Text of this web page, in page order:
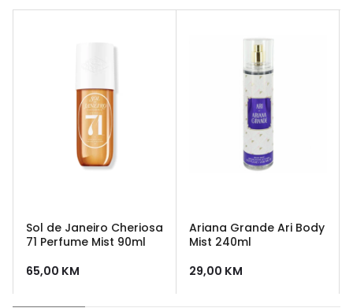
Sol de Janeiro Cheriosa
71 Perfume Mist 90ml
65,00 KM
Ariana Grande Ari Body
Mist 240ml
29,00 KM